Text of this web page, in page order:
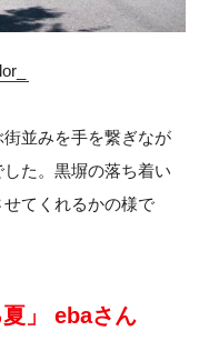
並みを手を繋ぎなが
た。黒塀の落ち着い
てくれるかの様で
」 ebaさん